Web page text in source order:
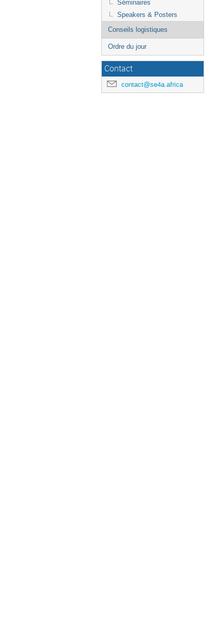
Séminaires
Speakers & Posters
Conseils logistiques
Ordre du jour
Contact
contact@se4a.africa